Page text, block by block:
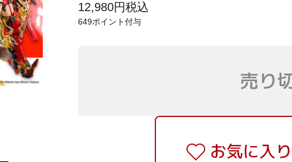
12,980円税込
649ポイント付与